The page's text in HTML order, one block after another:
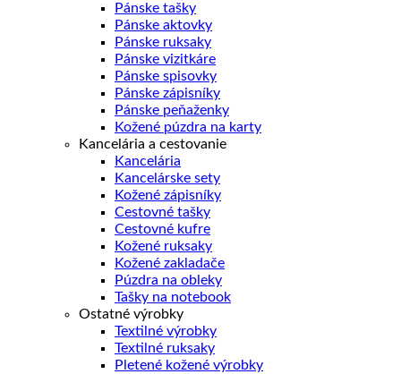
Pánske tašky
Pánske aktovky
Pánske ruksaky
Pánske vizitkáre
Pánske spisovky
Pánske zápisníky
Pánske peňaženky
Kožené púzdra na karty
Kancelária a cestovanie
Kancelária
Kancelárske sety
Kožené zápisníky
Cestovné tašky
Cestovné kufre
Kožené ruksaky
Kožené zakladače
Púzdra na obleky
Tašky na notebook
Ostatné výrobky
Textilné výrobky
Textilné ruksaky
Pletené kožené výrobky